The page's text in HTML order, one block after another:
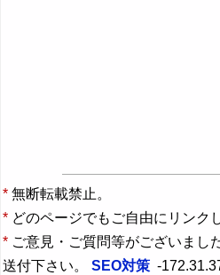
* 無断転載禁止。
* どのページでもご自由にリンク
* ご意見・ご質問等がございまし
送付下さい。 SEO対策 -